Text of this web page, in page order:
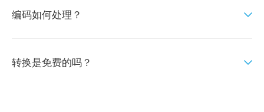
编码如何处理？
转换是免费的吗？